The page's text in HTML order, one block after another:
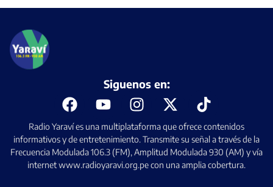
Radio Yaraví es una multiplataforma que ofrece contenidos
informativos y de entretenimiento. Transmite su señal a través de la
Frecuencia Modulada 106.3 (FM), Amplitud Modulada 930 (AM) y vía
internet www.radioyaravi.org.pe con una amplia cobertura.
Siguenos en: